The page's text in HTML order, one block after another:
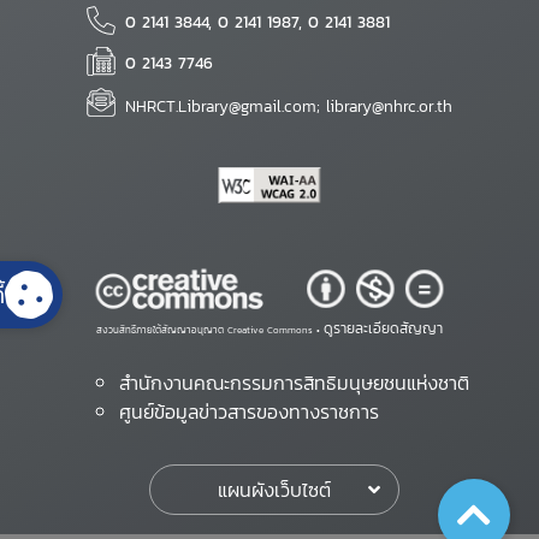
0 2141 3844, 0 2141 1987, 0 2141 3881
0 2143 7746
NHRCT.Library@gmail.com; library@nhrc.or.th
สงวนสิทธิ์ภายใต้สัญญาอนุญาต Creative Commons • ดูรายละเอียดสัญญา
สำนักงานคณะกรรมการสิทธิมนุษยชนแห่งชาติ
ศูนย์ข้อมูลข่าวสารของทางราชการ
แผนผังเว็บไซต์